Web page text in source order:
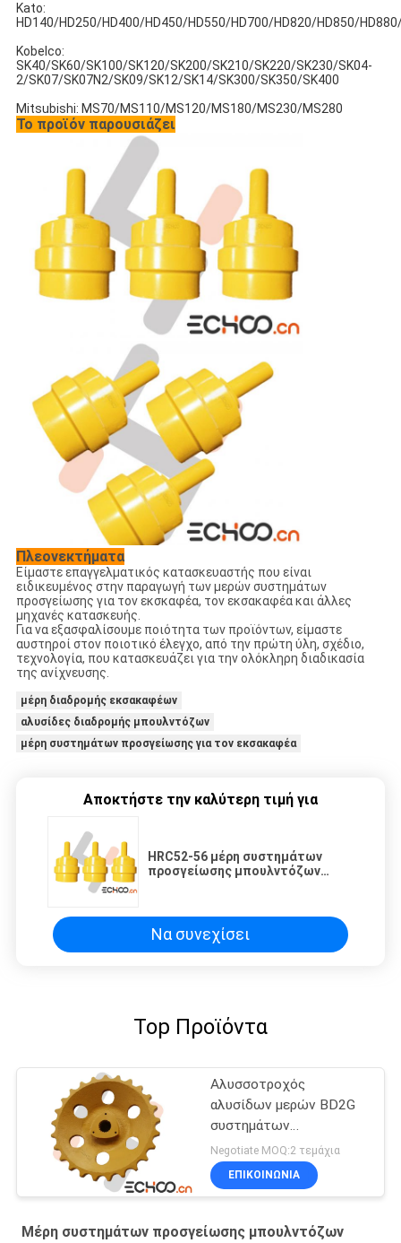
Kato:
HD140/HD250/HD400/HD450/HD550/HD700/HD820/HD850/
Kobelco:
SK40/SK60/SK100/SK120/SK200/SK210/SK220/SK230/SK04-
2/SK07/SK07N2/SK09/SK12/SK14/SK300/SK350/SK400
Mitsubishi: MS70/MS110/MS120/MS180/MS230/MS280
Το προϊόν παρουσιάζει
Πλεονεκτήματα
Είμαστε επαγγελματικός κατασκευαστής που είναι
ειδικευμένος στην παραγωγή των μερών συστημάτων
προσγείωσης για τον εκσκαφέα, τον εκσακαφέα και άλλες
μηχανές κατασκευής.
Για να εξασφαλίσουμε ποιότητα των προϊόντων, είμαστε
αυστηροί στον ποιοτικό έλεγχο, από την πρώτη ύλη, σχέδιο,
τεχνολογία, που κατασκευάζει για την ολόκληρη διαδικασία
της ανίχνευσης.
μέρη διαδρομής εκσακαφέων
αλυσίδες διαδρομής μπουλντόζων
μέρη συστημάτων προσγείωσης για τον εκσακαφέα
Αποκτήστε την καλύτερη τιμή για
HRC52-56 μέρη συστημάτων
προσγείωσης μπουλντόζων
Να συνεχίσει
Top Προϊόντα
Αλυσσοτροχός
αλυσίδων μερών BD2G
συστημάτων
προσγείωσης
αλυσσοτροχών/
εκσακαφέων της
Negotiate MOQ:2 τεμάχια
ΕΠΙΚΟΙΝΩΝΙΑ
Μέρη συστημάτων προσγείωσης μπουλντόζων